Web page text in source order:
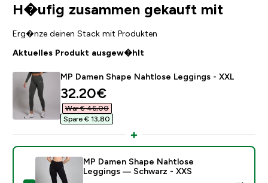
H�ufig zusammen gekauft mit
Erg�nze deinen Stack mit Produkten
Aktuelles Produkt ausgew�hlt
MP Damen Shape Nahtlose Leggings - XXL
discounted price
32.20€‎
War € 46,00‎
Spare € 13,80‎
MP Damen Shape Nahtlose
Leggings — Schwarz - XXS